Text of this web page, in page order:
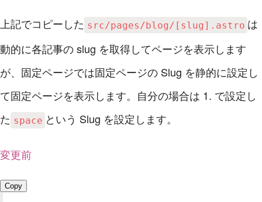
上記でコピーした src/pages/blog/[slug].astro は
動的に各記事の slug を取得してページを表示します
が、固定ページでは固定ページの Slug を静的に設定し
て固定ページを表示します。自分の場合は 1. で設定し
た space という Slug を設定します。
変更前
Copy